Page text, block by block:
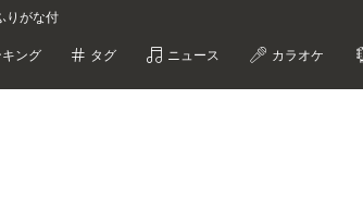
りがな付
キング タグ ニュース カラオケ